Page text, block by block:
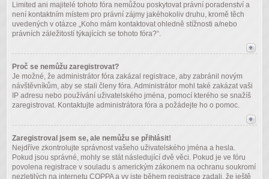
Limited ani majitelé tohoto fóra nemůžou poskytovat právní poradenství a
není kontaktním místem pro právní zájmy jakéhokoliv druhu, kromě těch
uvedených v otázce „Koho mám kontaktovat ohledně stížnosti a/nebo
právních záležitostí týkajících se tohoto fóra?“.
Proč se nemůžu zaregistrovat?
Je možné, že administrátor fóra zakázal registrace, aby zabránil novým
návštěvníkům, aby se stali členy fóra. Administrátor mohl také zakázat vaši
IP adresu nebo používání uživatelského jména, pomocí kterého se snažíš
zaregistrovat. Kontaktujte administrátora fóra a požádejte ho o pomoc.
Zaregistroval jsem se, ale nemůžu se přihlásit!
Nejdříve zkontrolujte správnost vašeho uživatelského jména a hesla.
Pokud jsou správné, mohly se stát následující dvě věci. Pokud je ve fóru
povolena registrace v souladu s americkým zákonem na ochranu soukromí
nezletilých na internetu COPPA a vy jste během registrace zadali, že ještě